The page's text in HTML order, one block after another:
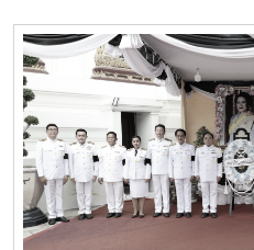
วิทยาศาสตร์ วิจัยและนวัตกรรม
เซ็นทารา แกรนด์ แอท เซ็นทรัล
การประชุม Thai University
นายดนุพร ปุณณกันต์ ผู้ช่วยรัฐม
ทพญ.ศรีญาดา ปาลิมาพันธ์ ที่ปรึ
ปทุมนากุล ปลัดกระทรวง อว.
กระทรวง อว. นางศรินยา สาขา
คณะผู้บริหารหน่วยงานในกระทร